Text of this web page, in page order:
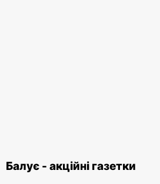
Балує - акційні газетки